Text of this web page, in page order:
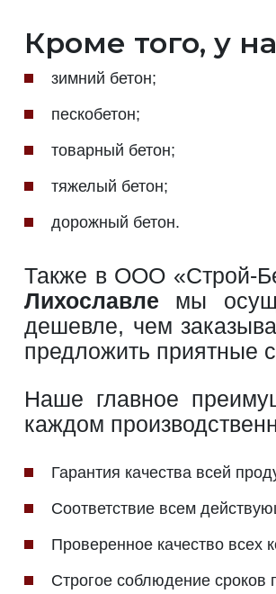
Кроме того, у
зимний бетон;
пескобетон;
товарный бетон;
тяжелый бетон;
дорожный бетон.
Также в ООО «Строй-
Лихославле мы
дешевле, чем
предложить приятные
Наше главное
каждом
Гарантия качества всей
Соответствие всем
Проверенное качество всех
Строгое соблюдение сроков